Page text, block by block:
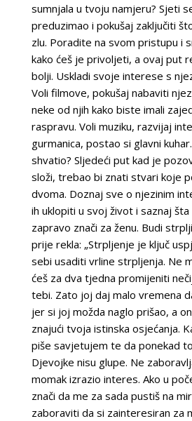
sumnjala u tvoju namjeru? Sjeti
preduzimao i pokušaj zaključiti
zlu. Poradite na svom pristupu i
kako ćeš je privoljeti, a ovaj put
bolji. Uskladi svoje interese s
Voli filmove, pokušaj nabaviti
neke od njih kako biste imali
raspravu. Voli muziku, razvijaj
gurmanica, postao si glavni
shvatio? Sljedeći put kad je
složi, trebao bi znati stvari koje
dvoma. Doznaj sve o njezinim
ih uklopiti u svoj život i saznaj
zapravo znači za ženu. Budi
prije rekla: „Strpljenje je ključ
sebi usaditi vrline strpljenja. Ne
ćeš za dva tjedna promijeniti
tebi. Zato joj daj malo vremena
jer si joj možda naglo prišao, a
znajući tvoja istinska osjećanja.
piše savjetujem te da ponekad
Djevojke nisu glupe. Ne
momak izrazio interes. Ako u
znači da me za sada pustiš na
zaboraviti da si zainteresiran za